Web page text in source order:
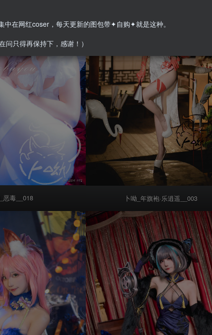
恶毒__018 卜呦_年旗袍·乐逍遥__003
中在网红coser，每天更新的图包带✦自购✦就是这种。
问只得再保持下，感谢！）